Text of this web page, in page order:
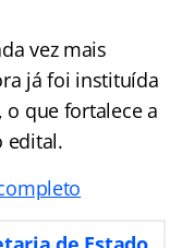
vez mais
já foi instituída
o que fortalece a
edital.